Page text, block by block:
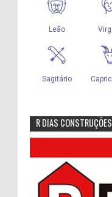
R DIAS CONSTRUÇÕES